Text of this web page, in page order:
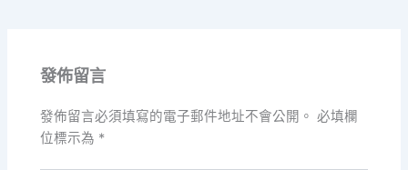
發佈留言
發佈留言必須填寫的電子郵件地址不會公開。 必填欄
位標示為 *